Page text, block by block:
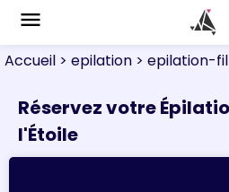
menu
Accueil > epilation > epilation-fil
Réservez votre
l'Étoile